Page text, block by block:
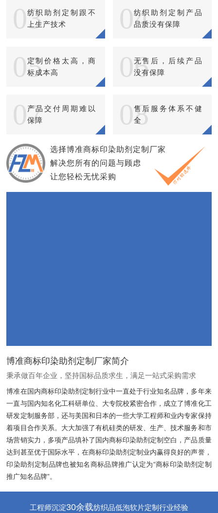
03
纺织助剂定制跟不
上生产技术
04
纺织助剂定制产品
品质没有保障
05定制价格太高，商
标成本高
06无售后，后续产品
没有保障
07产品交付周期难以
保障
08
售后服务体系不健
全
选择博准商标印染助剂定制厂家
解决您所有的问题与顾虑
让您轻松无忧采购
博准商标印染助剂定制厂家简介
秉承做百年企业，坚持国标品质求生，满足一站式采购需求
博准在国内商标印染助剂定制行业中一直处于行业知名品牌，多年来
一直与国内知名化工科研单位、大专院校紧密合作，成立了博准化工
研发定制服务部，还与美国和日本的一些大学工程师和业内专家保持
着项目合作关系。大大加强了有机硅类的研发、生产、技术服务和市
场营销实力，多项产品填补了国内商标印染助剂定制空白，产品质量
达到甚至优于国际水平，在商标印染助剂定制业内赢得良好的声誉，
印染助剂定制品牌也被知名商标品牌推广认定为“商标印染助剂定制
推广知名品牌”。
工程师沉淀30余载纺织品低泡软片定制行业经验